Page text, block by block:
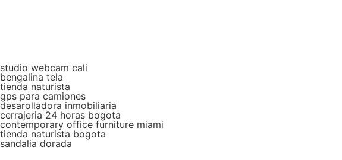
studio webcam cali
bengalina tela
tienda naturista
gps para camiones
desarolladora inmobiliaria
cerrajeria 24 horas bogota
contemporary office furniture miami
tienda naturista bogota
sandalia dorada